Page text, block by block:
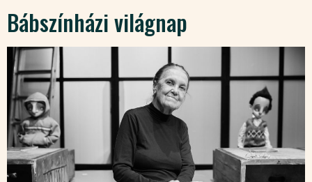
Bábszínházi világnap